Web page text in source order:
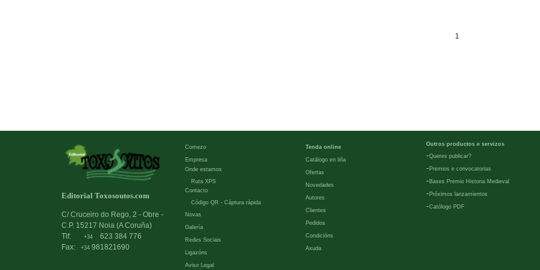
1
Editorial Toxosoutos.com
C/ Cruceiro do Rego, 2 - Obre -
C.P. 15217 Noia (A Coruña)
Tlf:
+34
623 384 776
Fax:
+34 981821690
Comezo
Empresa
Onde estamos
Ruta XPS
Contacto
Código QR - Cáptura rápida
Novas
Galería
Redes Sociais
Ligazóns
Aviso Legal
Tenda online
Catálogo en liña
Ofertas
Novedades
Autores
Clientes
Pedidos
Condicións
Axuda
Outros productos e servizos
-Queres publicar?
- Premios e convocatorias
- Bases Premio Historia Medieval
- Próximos lanzamientos
-Católogo PDF